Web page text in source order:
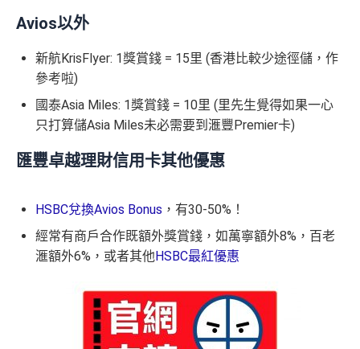
Avios以外
新航KrisFlyer: 1獎賞錢 = 15里 (香港比較少途徑儲，作
參考啦)
國泰Asia Miles: 1獎賞錢 = 10里 (里先生覺得如果一心
只打算儲Asia Miles未必需要到滙豐Premier卡)
匯豐卓越理財信用卡其他優惠
HSBC兌換Avios Bonus ，有30-50%！
經常有商戶合作既額外獎賞錢，如萬寧額外8%，百老
滙額外6%，或者其他HSBC最紅優惠